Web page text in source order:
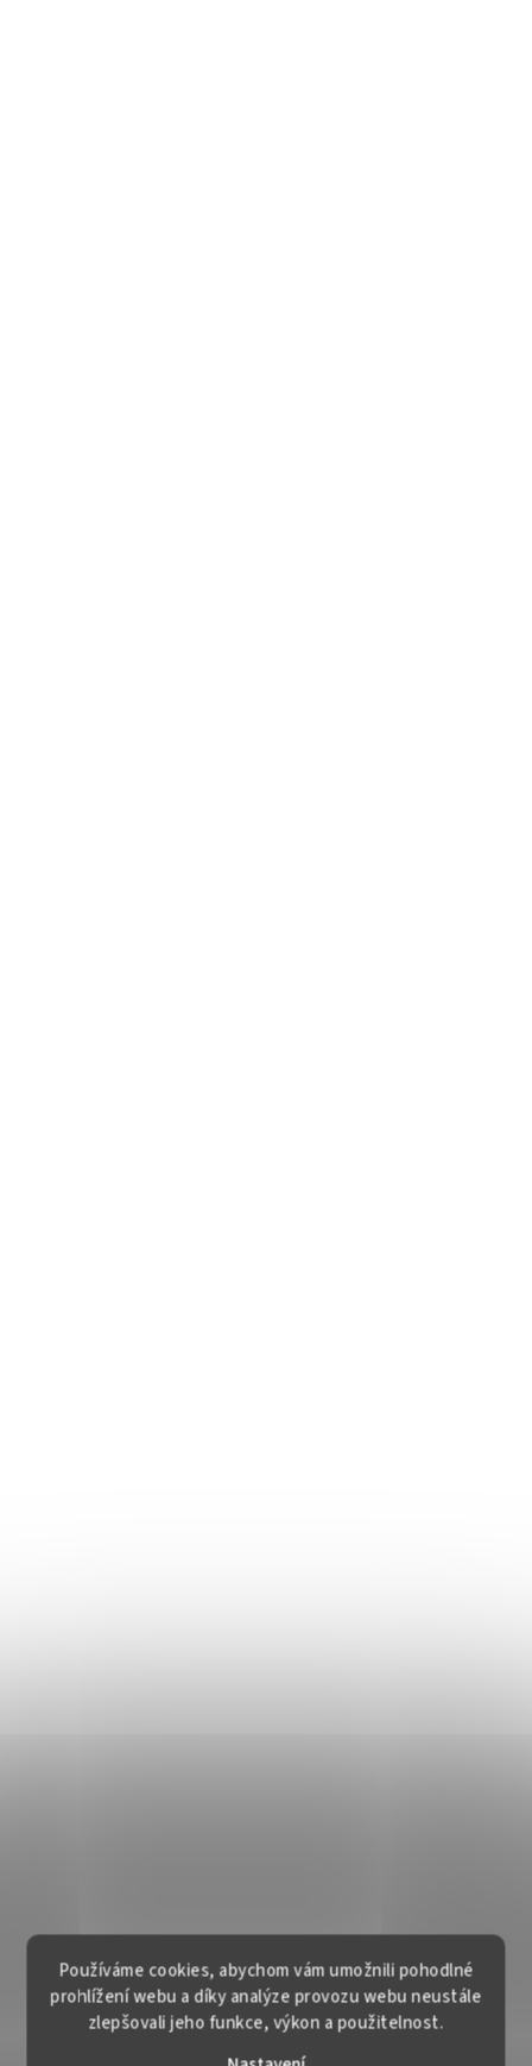
Používáme cookies, abychom vám umožnili pohodlné
prohlížení webu a díky analýze provozu webu neustále
zlepšovali jeho funkce, výkon a použitelnost.